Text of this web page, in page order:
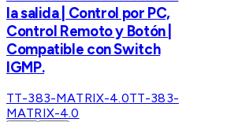
la salida | Control por PC,
Control Remoto y Botón |
Compatible con Switch
IGMP.
TT-383-MATRIX-4.0TT-383-
MATRIX-4.0